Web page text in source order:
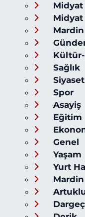
Midyat
Midyat
Mardin
Sağlık
Siyaset
Spor
Asayiş
Eğitim
Genel
Yaşam
Yurt
Mardin